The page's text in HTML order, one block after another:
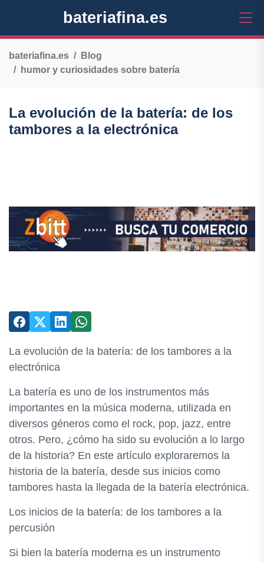
bateriafina.es
bateriafina.es
Blog
humor y curiosidades sobre batería
La evolución de la batería: de los
tambores a la electrónica
La evolución de la batería: de los tambores a la
electrónica
La batería es uno de los instrumentos más
importantes en la música moderna, utilizada en
diversos géneros como el rock, pop, jazz, entre
otros. Pero, ¿cómo ha sido su evolución a lo largo
de la historia? En este artículo exploraremos la
historia de la batería, desde sus inicios como
tambores hasta la llegada de la batería electrónica.
Los inicios de la batería: de los tambores a la
percusión
Si bien la batería moderna es un instrumento